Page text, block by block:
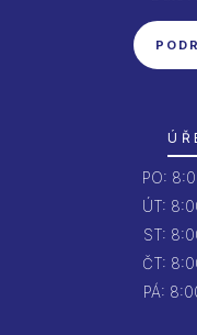
PO:
ÚT:
ST:
ČT:
PÁ: